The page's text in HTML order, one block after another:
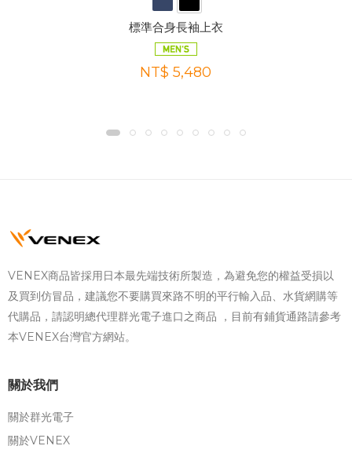
標準合身長袖上衣
NT$ 5,480
VENEX商品皆採用日本最先端技術所製造，為避免您的權益受損以
及買到仿冒品，建議您不要購買來路不明的平行輸入品、水貨網購等
代購品，請認明總代理群光電子進口之商品 ，目前有鋪貨通路請參考
本VENEX台灣官方網站。
關於我們
關於群光電子
關於VENEX